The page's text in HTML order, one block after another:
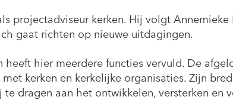
projectadviseur kerken. Hij volgt Annemieke
gaat richten op nieuwe uitdagingen.
hier meerdere functies vervuld. De
kerken en kerkelijke organisaties. Zijn
dragen aan het ontwikkelen, versterken en